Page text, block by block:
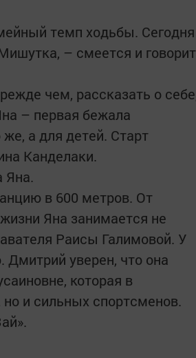
темп ходьбы. Сегодня
– смеется и говорит
чем, рассказать о
– первая бежала
а для детей. Старт
Канделаки.
Яна.
в 600 метров. От
Яна занимается не
Раисы Галимовой. У
уверен, что она
которая в
и сильных спортсменов.